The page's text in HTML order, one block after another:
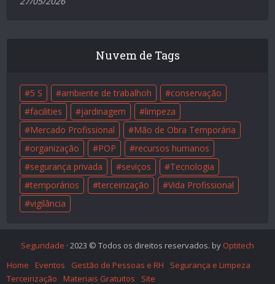
Nuvem de Tags
5 S ambiente de trabalhoh
conservação
facilities
jardinagem
limpeza
Mercado Profissional
Mão de Obra Temporária
organização
POP
recursos humanos
segurança privada
seviços
Tecnologia
temporários
terceirização
Vida Profissional
vigilância
Seguridade · 2023 © Todos os direitos reservados. by Optitech
Home
Eventos Gestão de Pessoas e RH
Segurança e Limpeza
Terceirização
Materiais Gratuitos Site